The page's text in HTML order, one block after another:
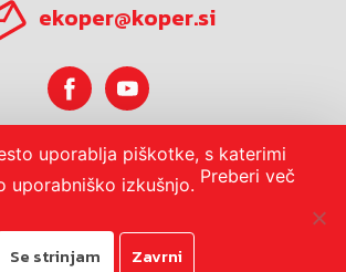
ekoper@koper.si
Horoskop
uporablja piškotke, s katerimi
uporabniško izkušnjo. Preberi več
Se strinjam Zavrni